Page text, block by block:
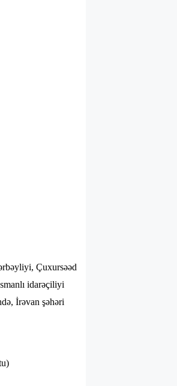
Çuxursəəd
idarəçiliyi
İrəvan şəhəri